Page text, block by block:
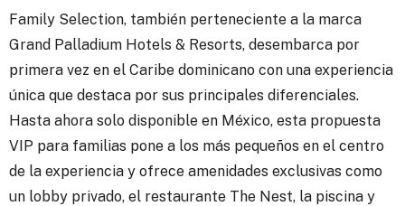
Family Selection, también perteneciente a la marca
Grand Palladium Hotels & Resorts, desembarca por
primera vez en el Caribe dominicano con una experiencia
única que destaca por sus principales diferenciales.
Hasta ahora solo disponible en México, esta propuesta
VIP para familias pone a los más pequeños en el centro
de la experiencia y ofrece amenidades exclusivas como
un lobby privado, el restaurante The Nest, la piscina y